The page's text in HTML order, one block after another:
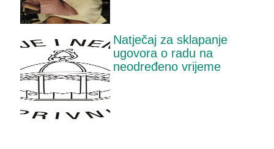
Natječaj za sklapanje
ugovora o radu na
neodređeno vrijeme